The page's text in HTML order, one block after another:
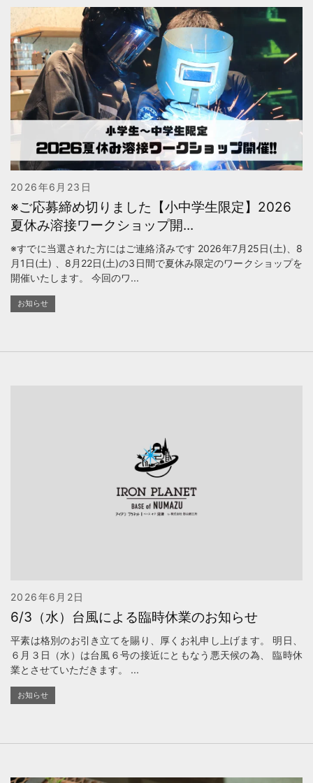
2026年6月23日
※ご応募締め切りました【小中学生限定】2026
夏休み溶接ワークショップ開...
※すでに当選された方にはご連絡済みです 2026年7月25日(土)、8
月1日(土) 、8月22日(土)の3日間で夏休み限定のワークショップを
開催いたします。 今回のワ...
お知らせ
2026年6月2日
6/3（水）台風による臨時休業のお知らせ
平素は格別のお引き立てを賜り、厚くお礼申し上げます。 明日、
６月３日（水）は台風６号の接近にともなう悪天候の為、 臨時休
業とさせていただきます。 ...
お知らせ